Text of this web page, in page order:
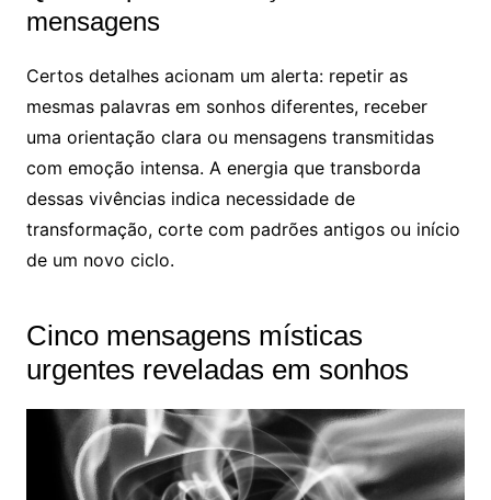
mensagens
Certos detalhes acionam um alerta: repetir as
mesmas palavras em sonhos diferentes, receber
uma orientação clara ou mensagens transmitidas
com emoção intensa. A energia que transborda
dessas vivências indica necessidade de
transformação, corte com padrões antigos ou início
de um novo ciclo.
Cinco mensagens místicas
urgentes reveladas em sonhos